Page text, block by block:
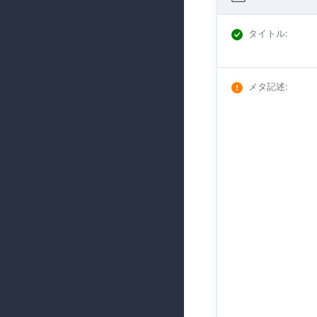
タイトル:
メタ記述: